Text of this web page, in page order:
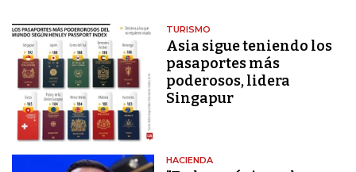
TURISMO
Asia sigue teniendo los
pasaportes más
poderosos, lidera
Singapur
HACIENDA